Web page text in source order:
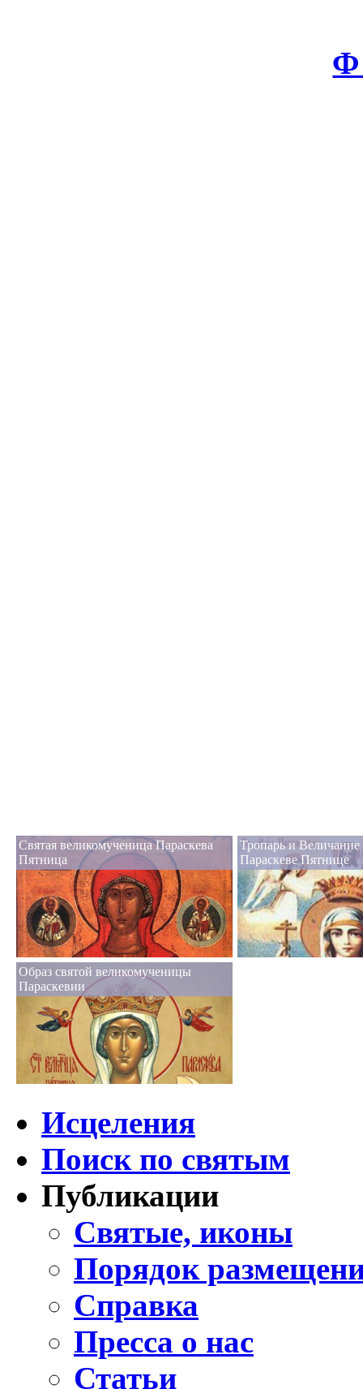
Ф
Святая великомученица Параскева
Пятница
Тропарь и Величание
Параскеве Пятнице
Образ святой великомученицы
Параскевии
Исцеления
Поиск по святым
Публикации
Святые, иконы
Порядок
Справка
Пресса о нас
Статьи